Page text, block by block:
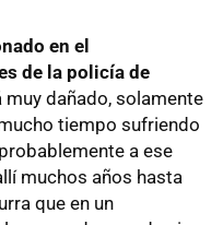
en el
de la policía de
dañado, solamente
tiempo sufriendo
a ese
muchos años hasta
que en un